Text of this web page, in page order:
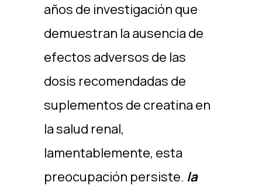
años de investigación que
demuestran la ausencia de
efectos adversos de las
dosis recomendadas de
suplementos de creatina en
la salud renal,
lamentablemente, esta
preocupación persiste. la